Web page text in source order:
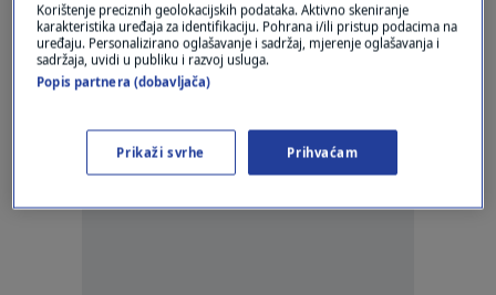
Oglas
Korištenje preciznih geolokacijskih podataka. Aktivno skeniranje
karakteristika uređaja za identifikaciju. Pohrana i/ili pristup podacima na
uređaju. Personalizirano oglašavanje i sadržaj, mjerenje oglašavanja i
sadržaja, uvidi u publiku i razvoj usluga.
Popis partnera (dobavljača)
Prikaži svrhe Prihvaćam